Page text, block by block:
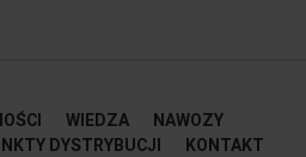
WIEDZA
NAWOZY
DYSTRYBUCJI KONTAKT